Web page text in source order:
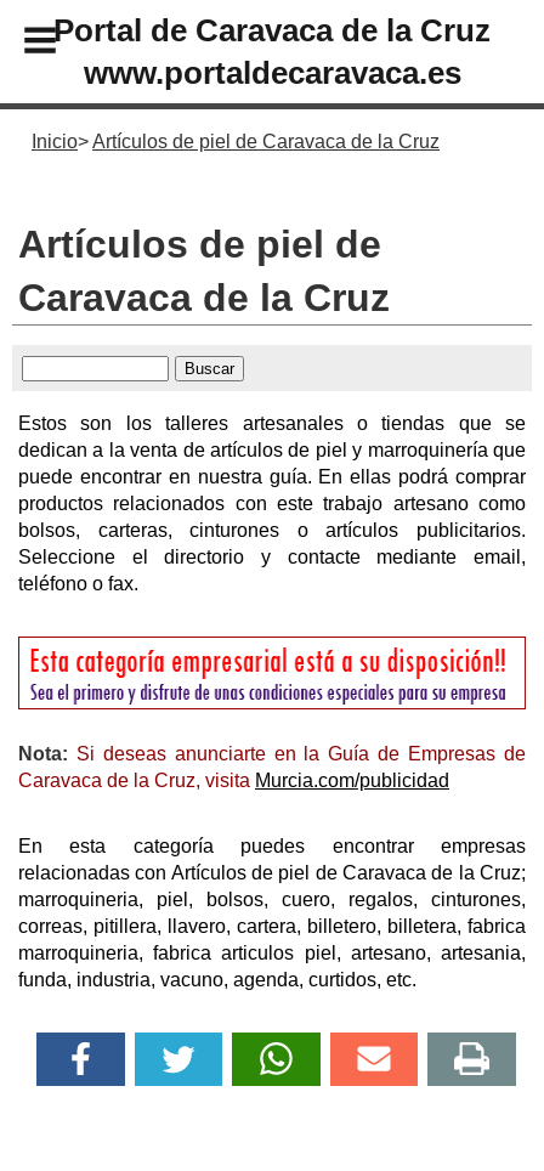
Portal de Caravaca de la Cruz
www.portaldecaravaca.es
Inicio Artículos de piel de Caravaca de la Cruz
Artículos de piel de
Caravaca de la Cruz
Estos son los talleres artesanales o tiendas que se
dedican a la venta de artículos de piel y marroquinería que
puede encontrar en nuestra guía. En ellas podrá comprar
productos relacionados con este trabajo artesano como
bolsos, carteras, cinturones o artículos publicitarios.
Seleccione el directorio y contacte mediante email,
teléfono o fax.
Nota: Si deseas anunciarte en la Guía de Empresas de
Caravaca de la Cruz, visita Murcia.com/publicidad
En esta categoría puedes encontrar empresas
relacionadas con Artículos de piel de Caravaca de la Cruz;
marroquineria, piel, bolsos, cuero, regalos, cinturones,
correas, pitillera, llavero, cartera, billetero, billetera, fabrica
marroquineria, fabrica articulos piel, artesano, artesania,
funda, industria, vacuno, agenda, curtidos, etc.